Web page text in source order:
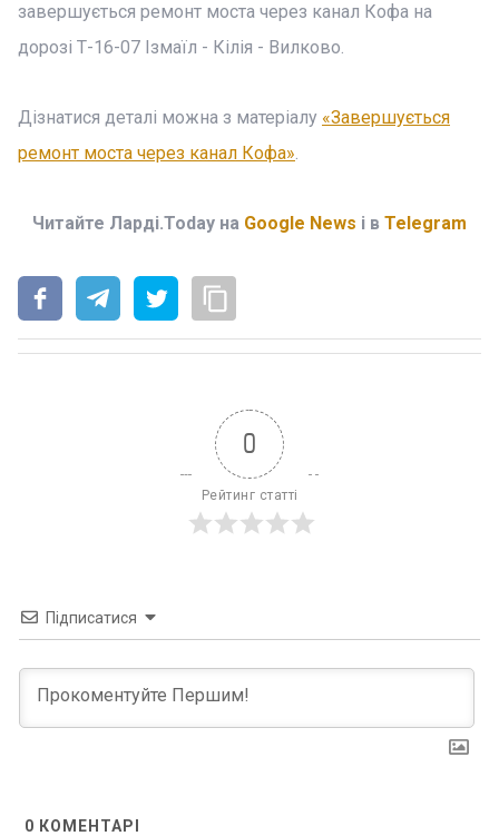
завершується ремонт моста через канал Кофа на
дорозі Т-16-07 Ізмаїл - Кілія - Вилково.
Дізнатися деталі можна з матеріалу «Завершується
ремонт моста через канал Кофа».
Читайте Ларді.Today на Google News і в Telegram
0
Рейтинг статті
Підписатися
0 КОМЕНТАРІ